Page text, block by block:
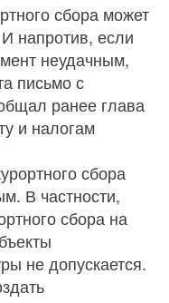
сбора может
напротив, если
неудачным,
письмо с
ранее глава
и налогам
сбора
В частности,
сбора на
не допускается.